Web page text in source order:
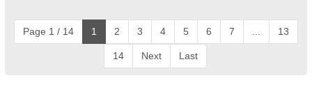
Page 1 / 14 1 2 3 4 5 6 7 ... 13
14 Next Last